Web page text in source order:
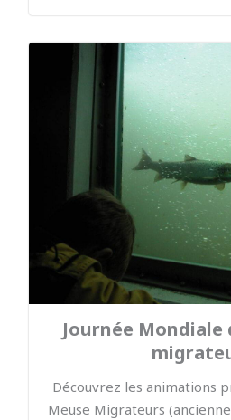
Journée Mondiale
Découvrez les animations
Meuse Migrateurs